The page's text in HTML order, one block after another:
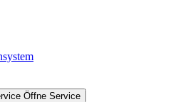
Öffne Service